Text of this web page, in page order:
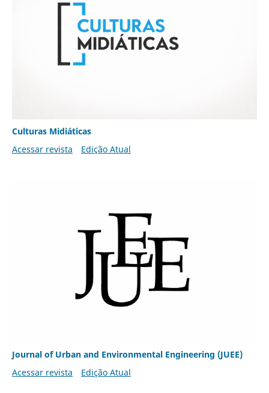
Culturas Midiáticas
Acessar revista
Edição Atual
Journal of Urban and Environmental Engineering (JUEE)
Acessar revista
Edição Atual